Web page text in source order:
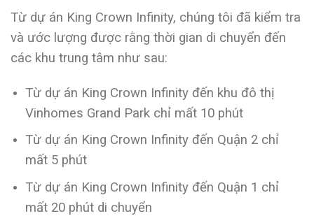
Từ dự án King Crown Infinity, chúng tôi đã kiểm tra
và ước lượng được rằng thời gian di chuyển đến
các khu trung tâm như sau:
Từ dự án King Crown Infinity đến khu đô thị
Vinhomes Grand Park chỉ mất 10 phút
Từ dự án King Crown Infinity đến Quận 2 chỉ
mất 5 phút
Từ dự án King Crown Infinity đến Quận 1 chỉ
mất 20 phút di chuyển